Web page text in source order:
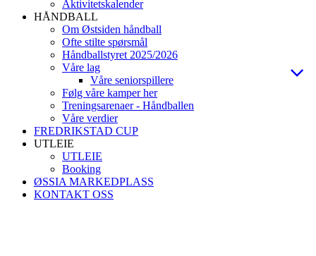
Aktivitetskalender
HÅNDBALL
Om Østsiden håndball
Ofte stilte spørsmål
Håndballstyret 2025/2026
Våre lag
Våre seniorspillere
Følg våre kamper her
Treningsarenaer - Håndballen
Våre verdier
FREDRIKSTAD CUP
UTLEIE
UTLEIE
Booking
ØSSIA MARKEDPLASS
KONTAKT OSS